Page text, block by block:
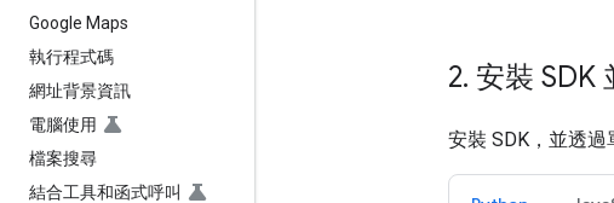
Google Maps
執行程式碼
網址背景資訊
電腦使用
檔案搜尋
結合工具和函式呼叫
2. 安裝 SDK
安裝 SDK，並透過